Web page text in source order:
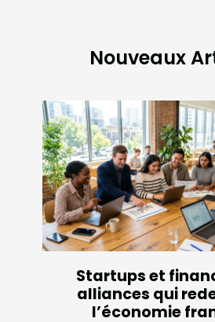
Nouveaux
Startups et
alliances qui
l’économie